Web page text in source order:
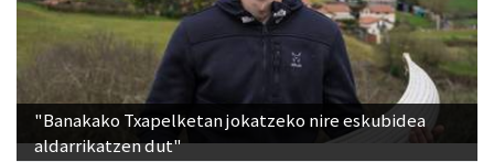
"Banakako Txapelketan jokatzeko nire eskubidea
aldarrikatzen dut"